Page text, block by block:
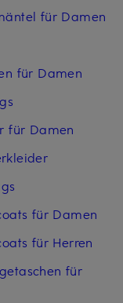
für Damen
für Damen
für Damen
für Damen
für Herren
für